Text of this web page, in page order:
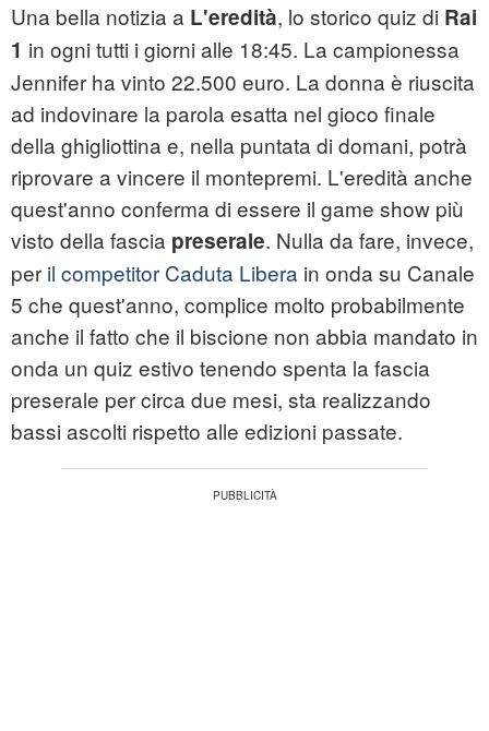
Una bella notizia a L'eredità, lo storico quiz di Rai
1 in ogni tutti i giorni alle 18:45. La campionessa
Jennifer ha vinto 22.500 euro. La donna è riuscita
ad indovinare la parola esatta nel gioco finale
della ghigliottina e, nella puntata di domani, potrà
riprovare a vincere il montepremi. L'eredità anche
quest'anno conferma di essere il game show più
visto della fascia preserale. Nulla da fare, invece,
per il competitor Caduta Libera in onda su Canale
5 che quest'anno, complice molto probabilmente
anche il fatto che il biscione non abbia mandato in
onda un quiz estivo tenendo spenta la fascia
preserale per circa due mesi, sta realizzando
bassi ascolti rispetto alle edizioni passate.